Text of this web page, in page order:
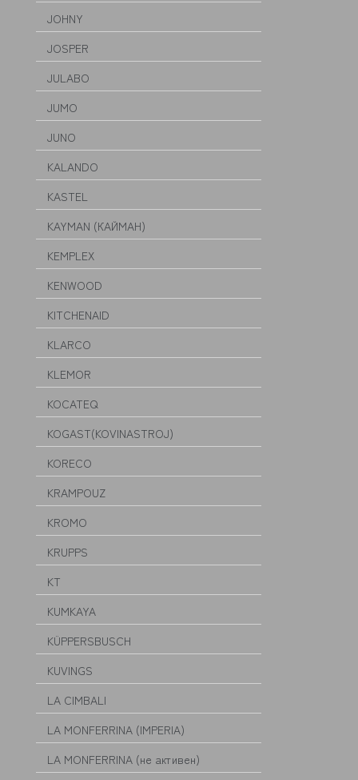
JOHNY
JOSPER
JULABO
JUMO
JUNO
KALANDO
KASTEL
KAYMAN (КАЙМАН)
KEMPLEX
KENWOOD
KITCHENAID
KLARCO
KLEMOR
KOCATEQ
KOGAST(KOVINASTROJ)
KORECO
KRAMPOUZ
KROMO
KRUPPS
KT
KUMKAYA
KÜPPERSBUSCH
KUVINGS
LA CIMBALI
LA MONFERRINA (IMPERIA)
LA MONFERRINA (не активен)